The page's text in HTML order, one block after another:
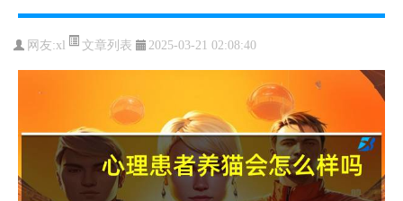
网友:xl 文章列表 2025-03-21 02:08:40